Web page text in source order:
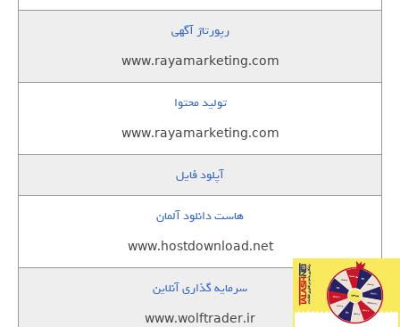
رپورتاژ آگهی
www.rayamarketing.com
تولید محتوا
www.rayamarketing.com
آپلود فایل
هاست دانلود آلمان
www.hostdownload.net
سرمایه گذاری آنلاین
www.wolftrader.ir